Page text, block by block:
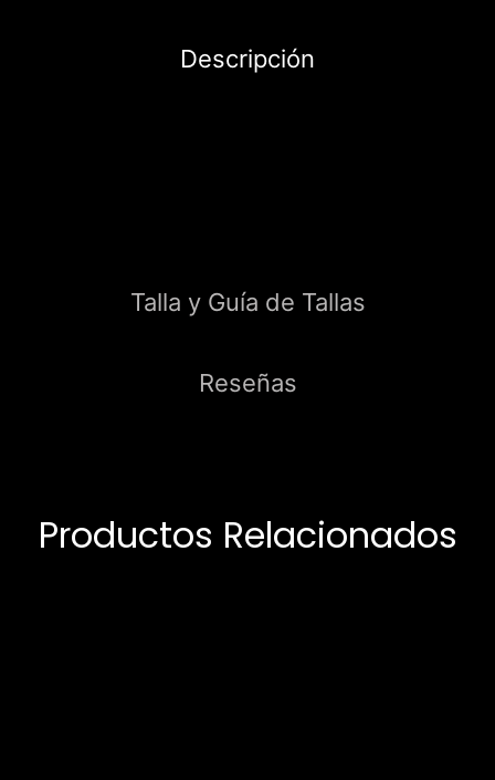
Descripción
Talla y Guía de Tallas
Reseñas
Productos Relacionados